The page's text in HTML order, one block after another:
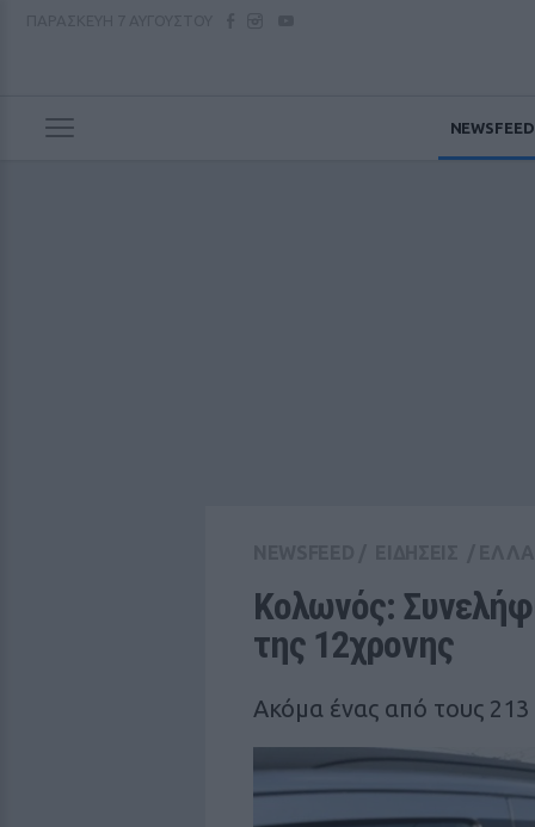
NEWSFEED
Κολωνός:
της 12χρονης
Ακόμα ένας από τους